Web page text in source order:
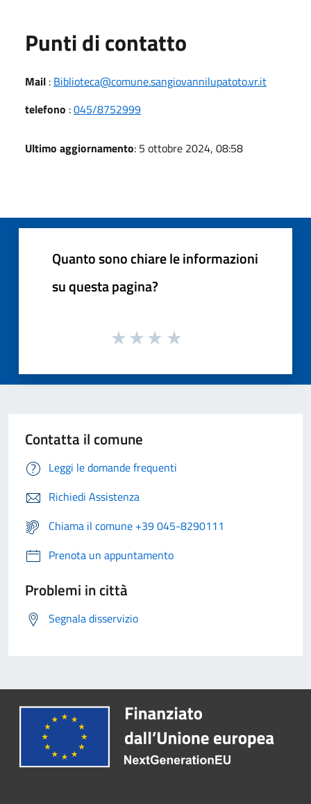
Punti di contatto
Mail : Biblioteca@comune.sangiovannilupatoto.vr.it
telefono :045/8752999
Ultimo aggiornamento: 5 ottobre 2024, 08:58
Quanto sono chiare le informazioni
su questa pagina?
Contatta il comune
Leggi le domande frequenti
Richiedi Assistenza
Chiama il comune +39 045-8290111
Prenota un appuntamento
Problemi in città
Segnala disservizio